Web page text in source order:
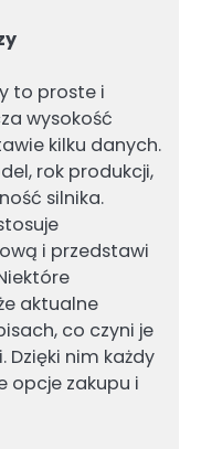
to proste i
wysokość
kilku danych.
rok produkcji,
silnika.
i przedstawi
aktualne
co czyni je
Dzięki nim każdy
opcje zakupu i